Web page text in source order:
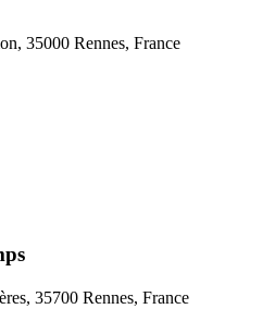
35000 Rennes, France
35700 Rennes, France